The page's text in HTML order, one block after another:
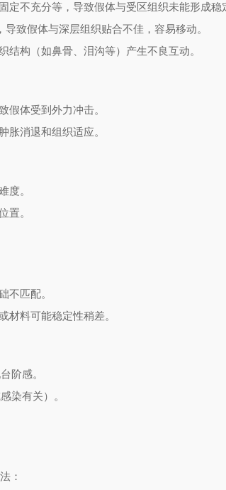
定不充分等，导致假体与受区组织未能形成稳
致假体与深层组织贴合不佳，容易移动。
构（如鼻骨、泪沟等）产生不良互动。
假体受到外力冲击。
胀消退和组织适应。
度。
置。
不匹配。
材料可能稳定性稍差。
阶感。
染有关）。
：